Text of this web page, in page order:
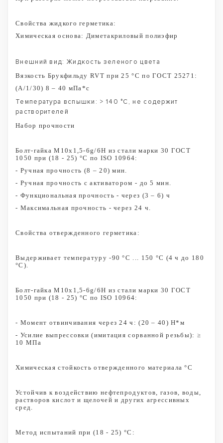
Свойства жидкого герметика:
Химическая основа: Диметакриловый полиэфир
Внешний вид: Жидкость зеленого цвета
Вязкость Брукфильду RVT при 25 °С по ГОСТ 25271:
(A/1/30) 8 – 40 мПа*с
Температура вспышки: > 140 °С, не содержит
растворителей
Набор прочности
Болт-гайка М10х1,5-6g/6H из стали марки 30 ГОСТ
1050 при (18 - 25) °С по ISO 10964:
- Ручная прочность (8 – 20) мин.
- Ручная прочность с активатором - до 5 мин.
- Функциональная прочность - через (3 – 6) ч
- Максимальная прочность - через 24 ч.
Свойства отвержденного герметика:
Выдерживает температуру -90 °С ... 150 °С (4 ч до 180
°С).
Болт-гайка М10х1,5-6g/6H из стали марки 30 ГОСТ
1050 при (18 - 25) °С по ISO 10964:
- Момент отвинчивания через 24 ч: (20 – 40) Н*м
- Усилие выпрессовки (имитация сорванной резьбы): ≥
10 МПа
Химическая стойкость отвержденного материала °С
Устойчив к воздействию нефтепродуктов, газов, воды,
растворов кислот и щелочей и других агрессивных
сред.
Метод испытаний при (18 - 25) °С: